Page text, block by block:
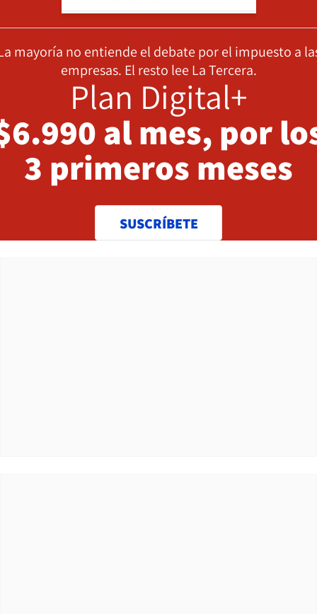
mayoría no entiende el debate por el impuesto a
empresas. El resto lee La Tercera.
Plan Digital+
al mes, por
3 primeros meses
SUSCRÍBETE